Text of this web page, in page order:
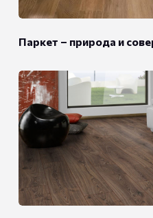
Паркет – природа и